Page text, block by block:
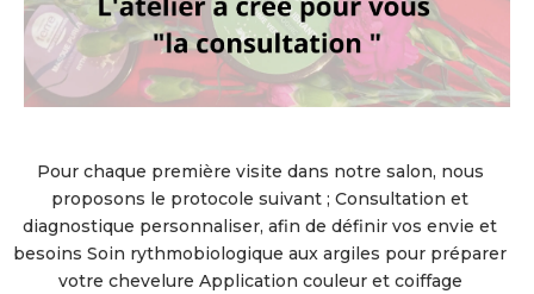
Pour chaque première visite dans notre salon, nous
proposons le protocole suivant ; Consultation et
diagnostique personnaliser, afin de définir vos envie et
besoins Soin rythmobiologique aux argiles pour préparer
votre chevelure Application couleur et coiffage